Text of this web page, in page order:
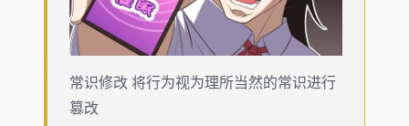
常识修改 将行为视为理所当然的常识进行
篡改